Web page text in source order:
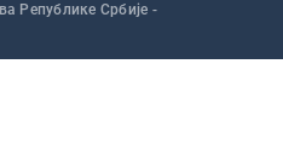
Републике Србије -